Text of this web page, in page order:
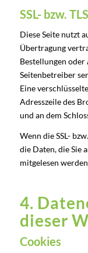
SSL- bzw.
Diese Seite nutzt
Übertragung
Bestellungen oder
Seitenbetreiber
Eine
Adresszeile des
und an dem
Wenn die SSL-
die Daten, die Sie
mitgelesen
4.
dieser
Cookies